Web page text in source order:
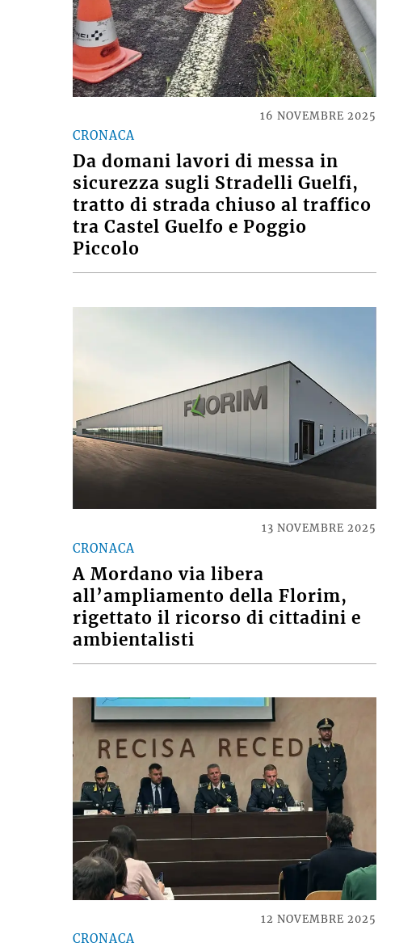
CRONACA
Da domani lavori di messa in
sicurezza sugli Stradelli Guelfi,
tratto di strada chiuso al traffico
tra Castel Guelfo e Poggio
Piccolo
16 NOVEMBRE 2025
CRONACA
A Mordano via libera
all’ampliamento della Florim,
rigettato il ricorso di cittadini e
ambientalisti
13 NOVEMBRE 2025
CRONACA
12 NOVEMBRE 2025